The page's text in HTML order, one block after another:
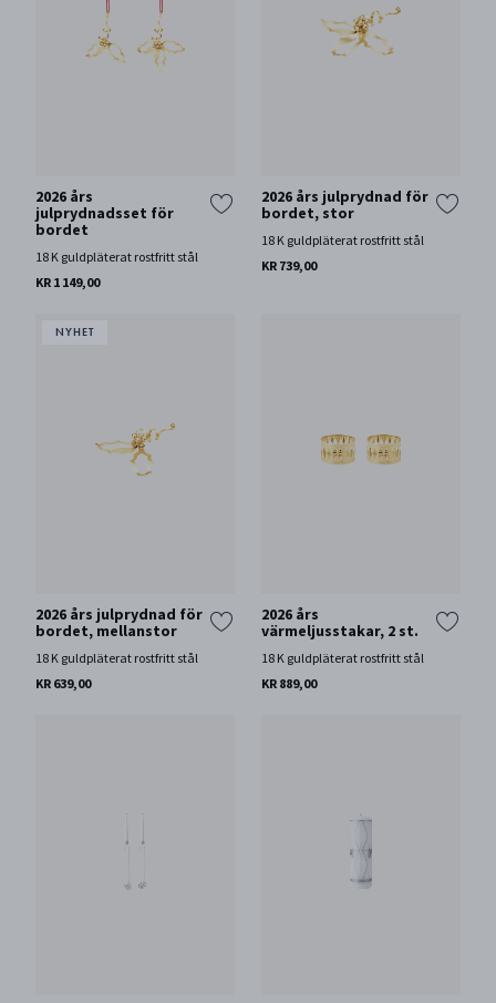
2026 års
julprydnadsset för
bordet
18 K guldpläterat rostfritt stål
KR 1 149,00
2026 års julprydnad för
bordet, stor
18 K guldpläterat rostfritt stål
KR 739,00
2026 års julprydnad för
bordet, mellanstor
18 K guldpläterat rostfritt stål
KR 639,00
2026 års
värmeljusstakar, 2 st.
18 K guldpläterat rostfritt stål
KR 889,00